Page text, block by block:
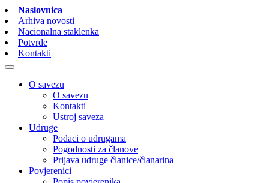
Naslovnica
Arhiva novosti
Nacionalna staklenka
Potvrde
Kontakti
O savezu
O savezu
Kontakti
Ustroj saveza
Udruge
Podaci o udrugama
Pogodnosti za članove
Prijava udruge članice/članarina
Povjerenici